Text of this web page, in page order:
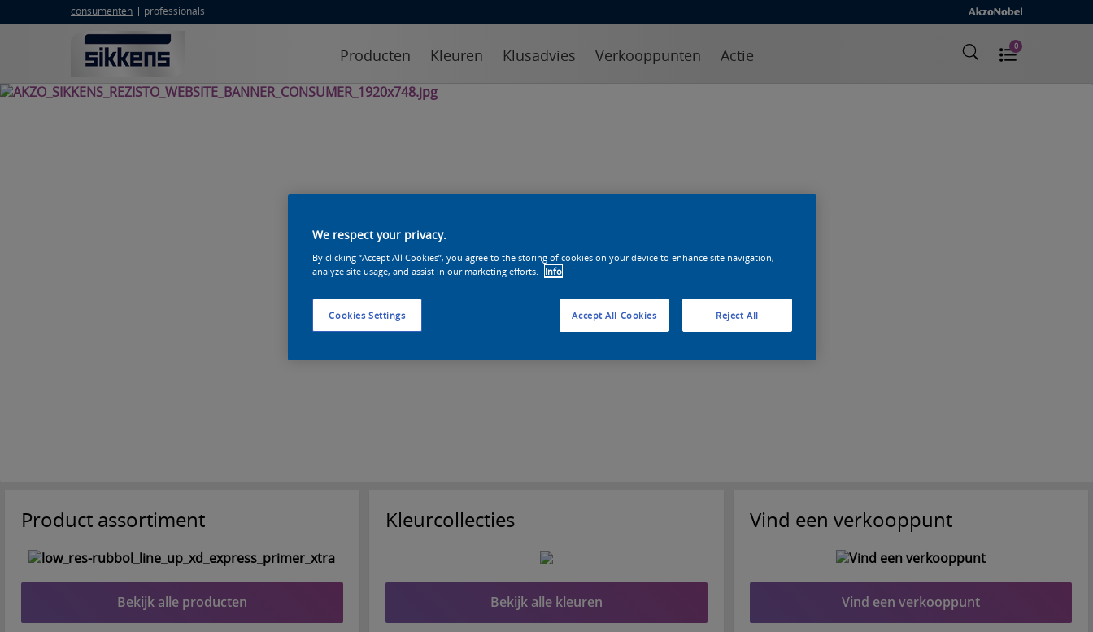
consumenten professionals
Producten Kleuren Klusadvies Verkooppunten Actie 0
Product assortiment
Bekijk alle producten
Kleurcollecties
Bekijk alle kleuren
Vind een verkooppunt
Vind een verkooppunt
We respect your privacy.
By clicking “Accept All Cookies”, you agree to the storing of cookies on your device to enhance site navigation,
analyze site usage, and assist in our marketing efforts.
Info
Cookies Settings Reject All
Accept All Cookies